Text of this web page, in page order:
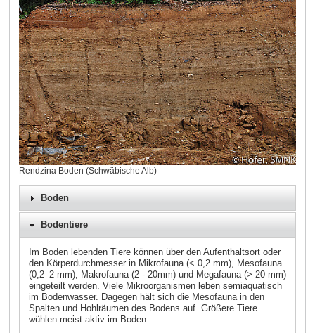
Rendzina Boden (Schwäbische Alb)
Boden
Bodentiere
Im Boden lebenden Tiere können über den Aufenthaltsort oder
den Körperdurchmesser in Mikrofauna (< 0,2 mm), Mesofauna
(0,2–2 mm), Makrofauna (2 - 20mm) und Megafauna (> 20 mm)
eingeteilt werden. Viele Mikroorganismen leben semiaquatisch
im Bodenwasser. Dagegen hält sich die Mesofauna in den
Spalten und Hohlräumen des Bodens auf. Größere Tiere
wühlen meist aktiv im Boden.